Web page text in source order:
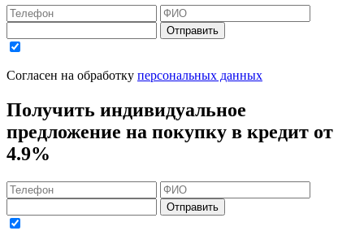
Отправить
Согласен на обработку персональных данных
Получить индивидуальное
предложение на покупку в кредит от
4.9%
Отправить